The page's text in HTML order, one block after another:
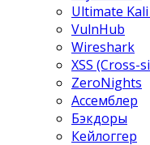
Ultimate
VulnHub
Wireshark
XSS (Cross-
ZeroNights
Ассемблер
Бэкдоры
Кейлоггер